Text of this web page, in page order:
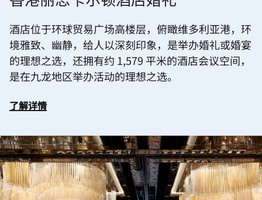
酒店位于环球贸易广场高楼层，俯瞰维多利亚港，环
境雅致、幽静，给人以深刻印象，是举办婚礼或婚宴
的理想之选，还拥有约 1,579 平米的酒店会议空间，
是在九龙地区举办活动的理想之选。
了解详情